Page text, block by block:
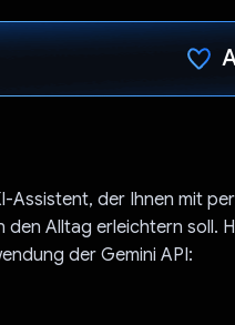
Assistent, der Ihnen mit
den Alltag erleichtern soll.
der Gemini API: